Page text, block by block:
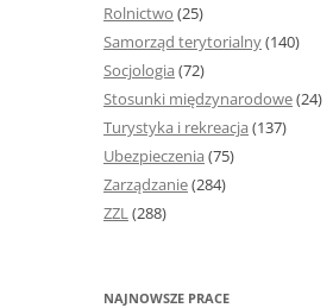
Rolnictwo (25)
Samorząd terytorialny(140)
Socjologia (72)
Stosunki międzynarodowe(24)
Turystyka i rekreacja (137)
Ubezpieczenia (75)
Zarządzanie(284)
ZZL(288)
NAJNOWSZE PRACE